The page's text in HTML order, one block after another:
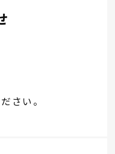
さい。